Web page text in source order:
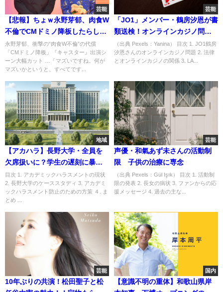
芸能
【悲報】ちょｗ永野芽郁、肉食W
不倫でCMドミノ降板したらしい
～大きな代償
永野芽郁、衝撃の“肉食W不倫”の代償
「CMドミノ降板」『キャスター』出演シ
ーン大幅カット …「マズいですね。何が
マズいかというと、すべてです...
芸能
「JO1」メンバー・鶴房汐恩が書
類送検！オンラインカジノ問題
とエンタメ界への影響
（出典 Pexels：Yanina） 目次 1. JO1鶴房
汐恩さんのオンラインカジノ問題 2. 法律
とオンラインカジノの関係 3. LA...
地域
【アカハラ】長野大学・全員を
欠席扱いに？学生の遅刻に暴
言、一体何があった？？
目次 1. アカデミックハラスメントの現状
2. 長野大学のケーススタディ 3. アカデミ
ックハラスメント防止のための方策 ４. ま
とめ ...
芸能
声優・和氣あず未さんの活動制
限 子供の治療に専念
（出典 Pexels：Gül Işık） 目次 1. 活動制
限の発表 2. 長女の病状 3. ファンからの応
援メッセージ 4. 過去の主な...
芸能
10年ぶりの共演！松田聖子と松
国内
【意識不明の重体】和歌山県岸